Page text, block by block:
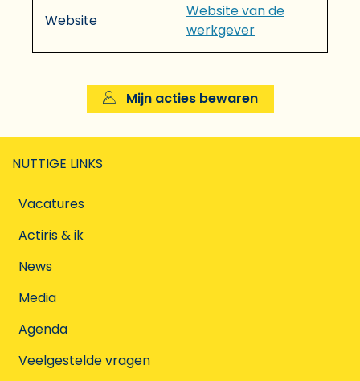
Website
Website van de
werkgever
Mijn acties bewaren
NUTTIGE LINKS
Vacatures
Actiris & ik
News
Media
Agenda
Veelgestelde vragen